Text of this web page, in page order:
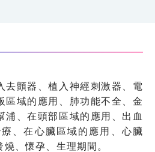
去顫器、植入神經刺激器、電
區域的應用、肺功能不全、金
浦、在頭部區域的應用、出血
、在心臟區域的應用、心臟
、懷孕、生理期間。